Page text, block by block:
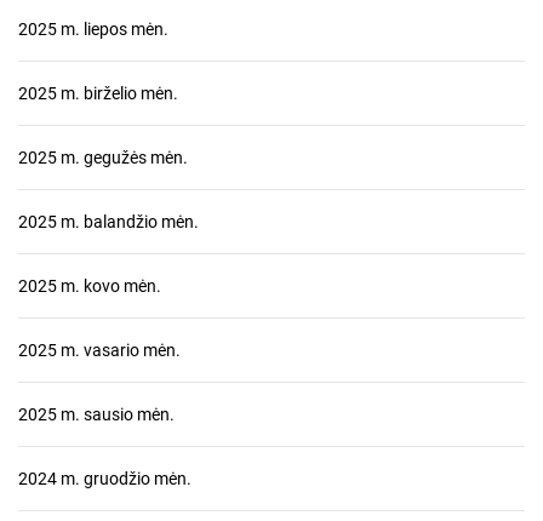
2025 m. liepos mėn.
2025 m. birželio mėn.
2025 m. gegužės mėn.
2025 m. balandžio mėn.
2025 m. kovo mėn.
2025 m. vasario mėn.
2025 m. sausio mėn.
2024 m. gruodžio mėn.